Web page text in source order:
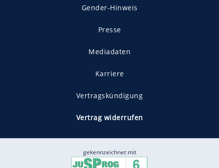
Gender-Hinweis
Presse
Mediadaten
Karriere
Vertragskündigung
Vertrag widerrufen
gekennzeichnet mit